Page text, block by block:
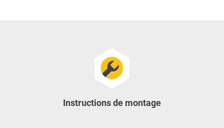
Instructions de montage